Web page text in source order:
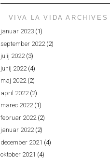
VIVA LA VIDA ARCHIVES
januar 2023 (1)
september 2022 (2)
julij 2022(3)
junij 2022 (4)
maj 2022(2)
april 2022 (2)
marec 2022(1)
februar 2022 (2)
januar 2022(2)
december 2021 (4)
oktober 2021 (4)